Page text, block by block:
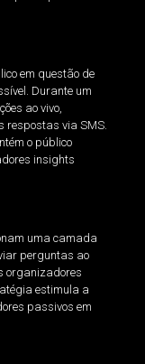
em questão de
Durante um
ao vivo,
respostas via SMS.
o público
insights
uma camada
perguntas ao
organizadores
estimula a
passivos em